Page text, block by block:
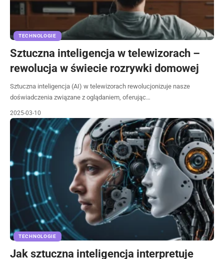
TECHNOLOGIE
Sztuczna inteligencja w telewizorach –
rewolucja w świecie rozrywki domowej
Sztuczna inteligencja (AI) w telewizorach rewolucjonizuje nasze
doświadczenia związane z oglądaniem, oferując…
2025-03-10
TECHNOLOGIE
Jak sztuczna inteligencja interpretuje